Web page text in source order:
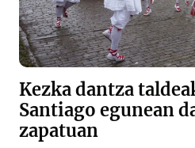
Kezka dantza
Santiago egunean
zapatuan